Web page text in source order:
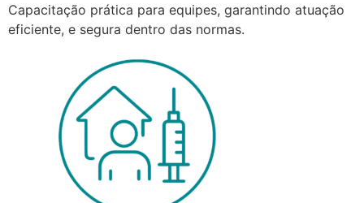
Capacitação prática para equipes, garantindo atuação
eficiente, e segura dentro das normas.